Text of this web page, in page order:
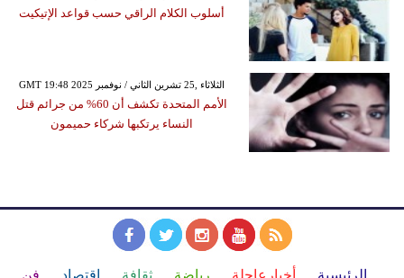
أسلوب الكلام الراقي حسب قواعد الإتيكيت
GMT 19:48 2025 الثلاثاء ,25 تشرين الثاني / نوفمبر
الأمم المتحدة تكشف أن 60% من جرائم قتل
النساء يرتكبها شركاء حميمون
الرئيسية أخبارعاجلة رياضة ثقافة إقتصاد فن